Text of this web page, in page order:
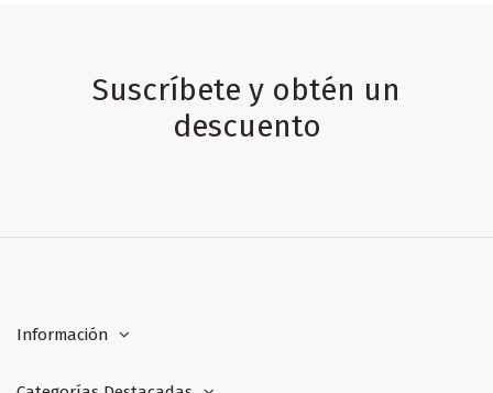
Suscríbete y obtén un
descuento
Información